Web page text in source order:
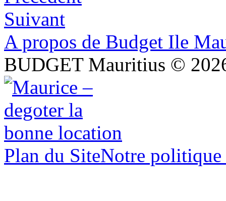
Suivant
A propos de Budget Ile
BUDGET Mauritius ©
Plan du SiteNotre